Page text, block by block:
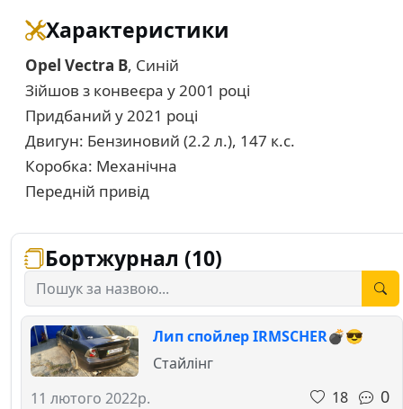
Характеристики
Opel Vectra B, Синій
Зійшов з конвеєра у 2001 році
Придбаний у 2021 році
Двигун: Бензиновий (2.2 л.), 147 к.с.
Коробка: Механічна
Передній привід
Бортжурнал (10)
Лип спойлер IRMSCHER💣😎
11 лютого 2022р.
Стайлінг
18
0